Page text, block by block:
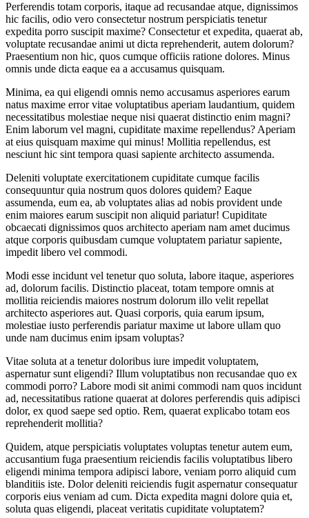
Perferendis totam corporis, itaque ad recusandae atque, dignissimos
hic facilis, odio vero consectetur nostrum perspiciatis tenetur
expedita porro suscipit maxime? Consectetur et expedita, quaerat ab,
voluptate recusandae animi ut dicta reprehenderit, autem dolorum?
Praesentium non hic, quos cumque officiis ratione dolores. Minus
omnis unde dicta eaque ea a accusamus quisquam.
Minima, ea qui eligendi omnis nemo accusamus asperiores earum
natus maxime error vitae voluptatibus aperiam laudantium, quidem
necessitatibus molestiae neque nisi quaerat distinctio enim magni?
Enim laborum vel magni, cupiditate maxime repellendus? Aperiam
at eius quisquam maxime qui minus! Mollitia repellendus, est
nesciunt hic sint tempora quasi sapiente architecto assumenda.
Deleniti voluptate exercitationem cupiditate cumque facilis
consequuntur quia nostrum quos dolores quidem? Eaque
assumenda, eum ea, ab voluptates alias ad nobis provident unde
enim maiores earum suscipit non aliquid pariatur! Cupiditate
obcaecati dignissimos quos architecto aperiam nam amet ducimus
atque corporis quibusdam cumque voluptatem pariatur sapiente,
impedit libero vel commodi.
Modi esse incidunt vel tenetur quo soluta, labore itaque, asperiores
ad, dolorum facilis. Distinctio placeat, totam tempore omnis at
mollitia reiciendis maiores nostrum dolorum illo velit repellat
architecto asperiores aut. Quasi corporis, quia earum ipsum,
molestiae iusto perferendis pariatur maxime ut labore ullam quo
unde nam ducimus enim ipsam voluptas?
Vitae soluta at a tenetur doloribus iure impedit voluptatem,
aspernatur sunt eligendi? Illum voluptatibus non recusandae quo ex
commodi porro? Labore modi sit animi commodi nam quos incidunt
ad, necessitatibus ratione quaerat at dolores perferendis quis adipisci
dolor, ex quod saepe sed optio. Rem, quaerat explicabo totam eos
reprehenderit mollitia?
Quidem, atque perspiciatis voluptates voluptas tenetur autem eum,
accusantium fuga praesentium reiciendis facilis voluptatibus libero
eligendi minima tempora adipisci labore, veniam porro aliquid cum
blanditiis iste. Dolor deleniti reiciendis fugit aspernatur consequatur
corporis eius veniam ad cum. Dicta expedita magni dolore quia et,
soluta quas eligendi, placeat veritatis cupiditate voluptatem?